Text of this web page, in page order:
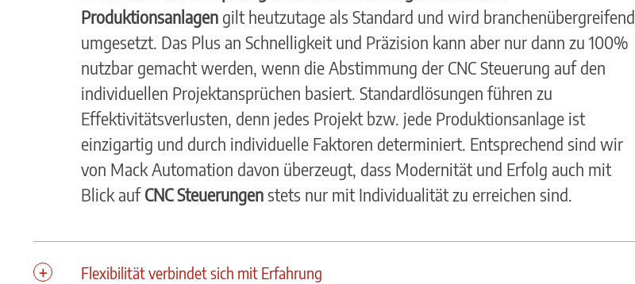
Produktionsanlagen gilt heutzutage als Standard und wird branchenübergreifend
umgesetzt. Das Plus an Schnelligkeit und Präzision kann aber nur dann zu 100%
nutzbar gemacht werden, wenn die Abstimmung der CNC Steuerung auf den
individuellen Projektansprüchen basiert. Standardlösungen führen zu
Effektivitätsverlusten, denn jedes Projekt bzw. jede Produktionsanlage ist
einzigartig und durch individuelle Faktoren determiniert. Entsprechend sind wir
von Mack Automation davon überzeugt, dass Modernität und Erfolg auch mit
Blick aufCNC Steuerungenstets nur mit Individualität zu erreichen sind.
Flexibilität verbindet sich mit Erfahrung